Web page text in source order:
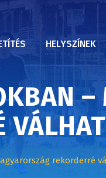
HELYSZÍNEK
–
rekorderré